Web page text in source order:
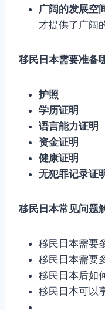
广阔的发展空
才提供了广阔
移民日本需要准备
护照
学历证明
语言能力证明
资金证明
健康证明
无犯罪记录证
移民日本常见问题
移民日本需要
移民日本需要
移民日本后如
移民日本可以